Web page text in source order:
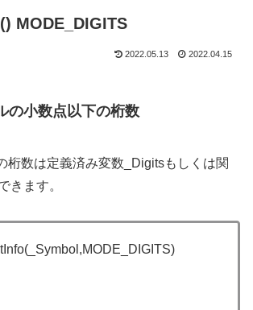
MODE_DIGITS
2022.05.13 2022.04.15
の小数点以下の桁数
桁数は定義済み変数_Digitsもしくは関
きます。